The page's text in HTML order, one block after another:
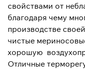
свойствами от
благодаря чему
производстве
чистые
хорошую
Отличные